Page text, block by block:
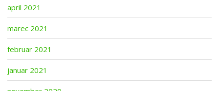
april 2021
marec 2021
februar 2021
januar 2021